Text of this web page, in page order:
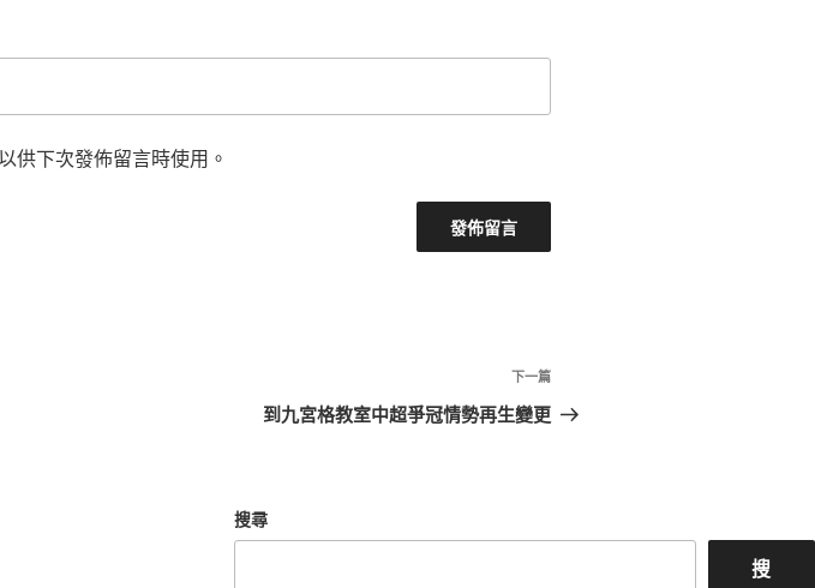
供下次發佈留言時使用。
下
一
下一篇
到九宮格教室中超爭冠情勢再生變更
搜尋
搜